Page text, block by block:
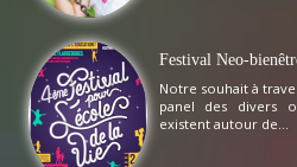
Festival Neo-
Notre souhait à
panel des divers
existent autour de...